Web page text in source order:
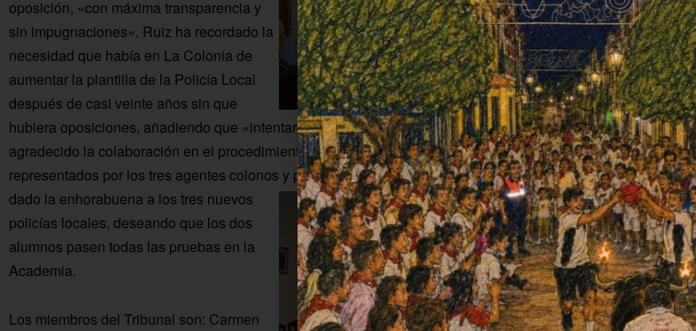
oposición, «con máxima transparencia y
sin impugnaciones». Ruiz ha recordado la
necesidad que había en La Colonia de
aumentar la plantilla de la Policía Local
después de casi veinte años sin que
hubiera oposiciones, añadiendo que «intentaremos seguir incorporando efectivos». El primer edil ha
agradecido la colaboración en el procedimiento de la Policía Local y de la Guardia Civil, que han estado
representados por los tres agentes colonos y por el sargento del Puesto de Fuente Palmera.Igualmente, ha
dado la enhorabuena a los tres nuevos
policías locales, deseando que los dos
alumnos pasen todas las pruebas en la
Academia.
Los miembros del Tribunal son: Carmen